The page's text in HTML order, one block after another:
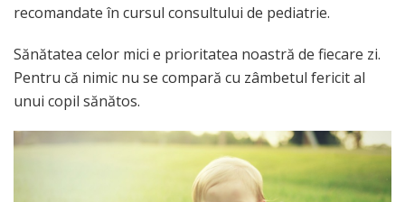
recomandate în cursul consultului de pediatrie.
Sănătatea celor mici e prioritatea noastră de fiecare zi.
Pentru că nimic nu se compară cu zâmbetul fericit al
unui copil sănătos.